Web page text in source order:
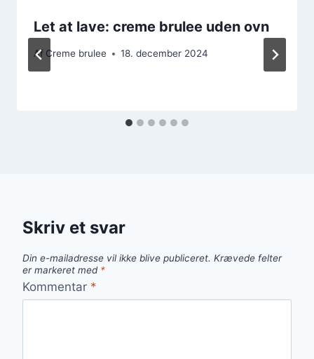
Let at lave: creme brulee uden ovn
Af Creme brulee 18. december 2024
Skriv et svar
Din e-mailadresse vil ikke blive publiceret. Krævede felter
er markeret med *
Kommentar *